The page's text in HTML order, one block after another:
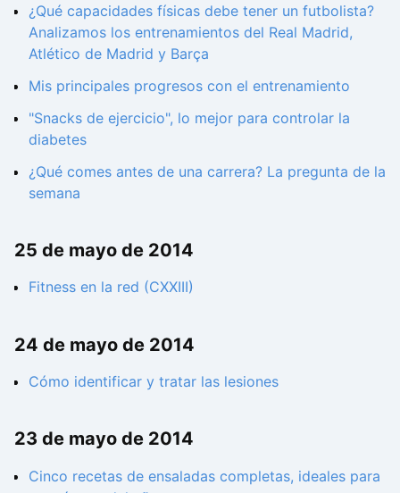
¿Qué capacidades físicas debe tener un futbolista?
Analizamos los entrenamientos del Real Madrid,
Atlético de Madrid y Barça
Mis principales progresos con el entrenamiento
"Snacks de ejercicio", lo mejor para controlar la
diabetes
¿Qué comes antes de una carrera? La pregunta de la
semana
25 de mayo de 2014
Fitness en la red (CXXIII)
24 de mayo de 2014
Cómo identificar y tratar las lesiones
23 de mayo de 2014
Cinco recetas de ensaladas completas, ideales para